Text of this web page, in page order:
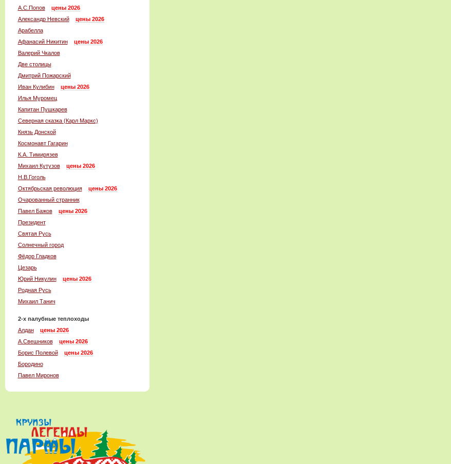
А.С.Попов
цены 2026
Александр Невский
цены 2026
Арабелла
Афанасий Никитин
цены 2026
Валерий Чкалов
Две столицы
Дмитрий Пожарский
Иван Кулибин
цены 2026
Илья Муромец
Капитан Пушкарев
Северная сказка (Карл Маркс)
Князь Донской
Космонавт Гагарин
К.А. Тимирязев
Михаил Кутузов
цены 2026
Н.В.Гоголь
Октябрьская революция
цены 2026
Очарованный странник
Павел Бажов
цены 2026
Президент
Святая Русь
Солнечный город
Фёдор Гладков
Цезарь
Юрий Никулин
цены 2026
Родная Русь
Михаил Танич
2-x палубные теплоходы
Алдан
цены 2026
А.Свешников
цены 2026
Борис Полевой
цены 2026
Бородино
Павел Миронов